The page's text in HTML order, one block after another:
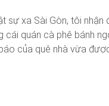
sự xa Sài Gòn, tôi
cái quán cà phê bánh
của quê nhà vừa